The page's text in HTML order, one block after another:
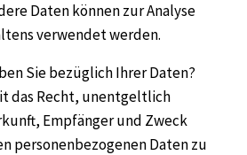
Daten können zur Analyse
verwendet werden.
Sie bezüglich Ihrer Daten?
das Recht, unentgeltlich
Empfänger und Zweck
personenbezogenen Daten zu